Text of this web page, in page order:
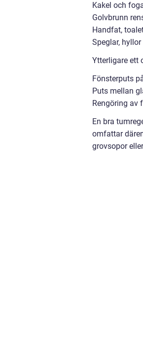
Kakel och
Golvbrunn
Handfat,
Speglar,
Ytterligare ett
Fönsterputs
Puts mellan
Rengöring av
En bra
omfattar
grovsopor